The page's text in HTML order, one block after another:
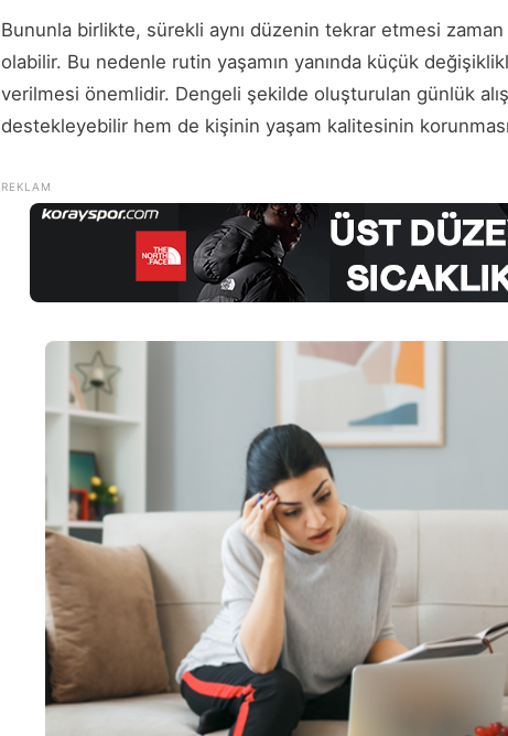
Bununla birlikte, sürekli aynı düzenin tekrar etmesi
olabilir. Bu nedenle rutin yaşamın yanında küçük
verilmesi önemlidir. Dengeli şekilde oluşturulan günlük
destekleyebilir hem de kişinin yaşam kalitesinin